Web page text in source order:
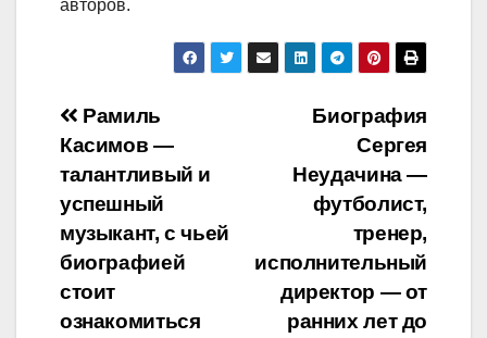
авторов.
Навигация
по
записям
Биография
Сергея
Неудачина —
футболист,
тренер,
исполнительный
директор — от
ранних лет до
Рамиль
Касимов —
талантливый и
успешный
музыкант, с чьей
биографией
стоит
ознакомиться